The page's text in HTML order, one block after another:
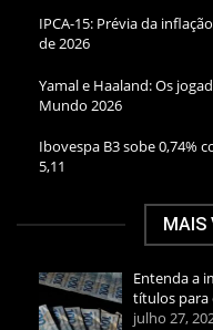
IPCA-15: Prévia da
de 2026
Yamal e Haaland: Os
Mundo 2026
Ibovespa B3 sobe 0,74%
5,11
MAIS
Entenda a
títulos para
julho 27,